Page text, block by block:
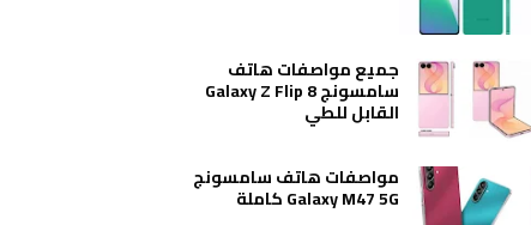
جميع مواصفات هاتف
سامسونج Galaxy Z Flip 8
القابل للطي
مواصفات هاتف سامسونج
Galaxy M47 5G كاملة